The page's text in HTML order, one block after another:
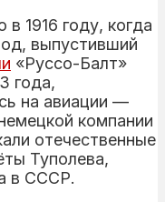
1916 году, когда
выпустивший
«Руссо-Балт»
года,
на авиации —
компании
отечественные
Туполева,
в СССР.